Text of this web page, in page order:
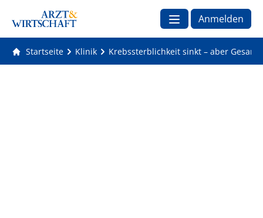
Anmelden
Startseite Klinik Krebssterblichkeit sinkt – aber